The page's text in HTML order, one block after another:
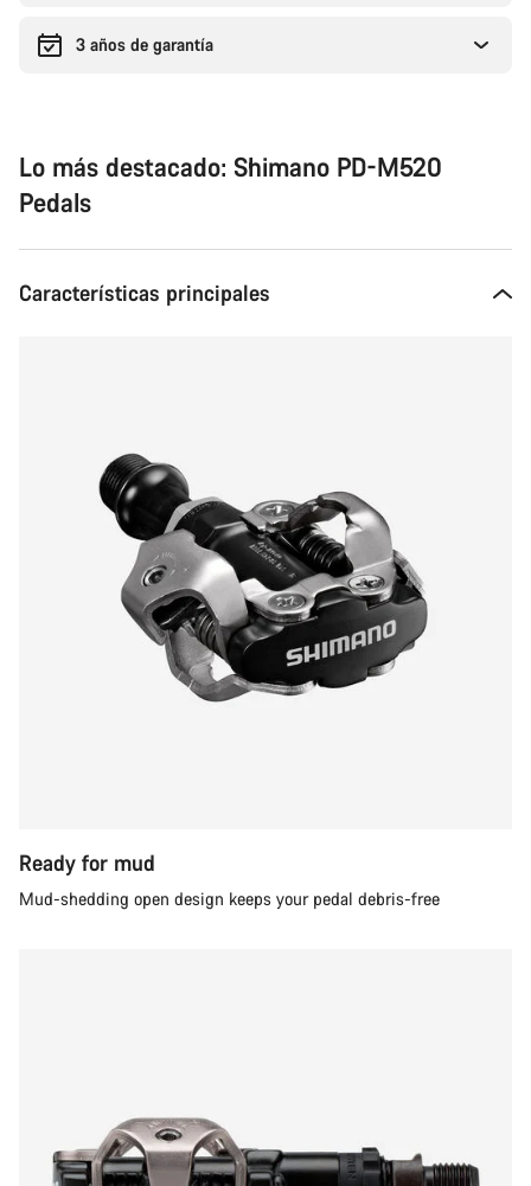
3 años de garantía
Lo más destacado: Shimano PD-M520
Pedals
Características principales
Ready for mud
Mud-shedding open design keeps your pedal debris-free